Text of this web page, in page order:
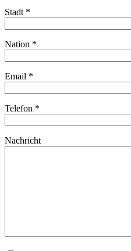
Stadt *
Nation *
Email *
Telefon *
Nachricht